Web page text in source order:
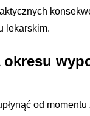
lekarskim.
od